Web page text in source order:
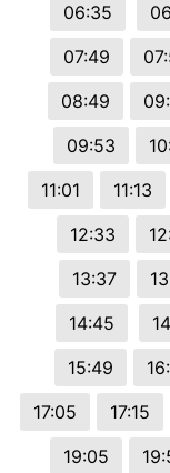
06:35
07:49
08:49
09:53
11:01
11:13
12:33
13:37
14:45
15:49
17:05
17:15
19:05